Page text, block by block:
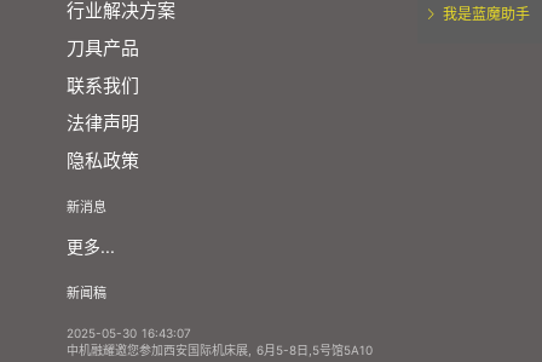
我是蓝魔助手
行业解决方案
刀具产品
联系我们
法律声明
隐私政策
新消息
更多...
新闻稿
2025-05-30 16:43:07
中机融耀邀您参加西安国际机床展, 6月5-8日,5号馆5A10